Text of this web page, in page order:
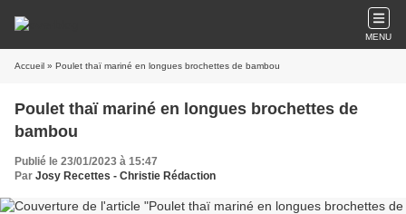
MENU
Accueil » Poulet thaï mariné en longues brochettes de bambou
Poulet thaï mariné en longues brochettes de
bambou
Publié le 23/01/2023 à 15:47
Par Josy Recettes - Christie Rédaction